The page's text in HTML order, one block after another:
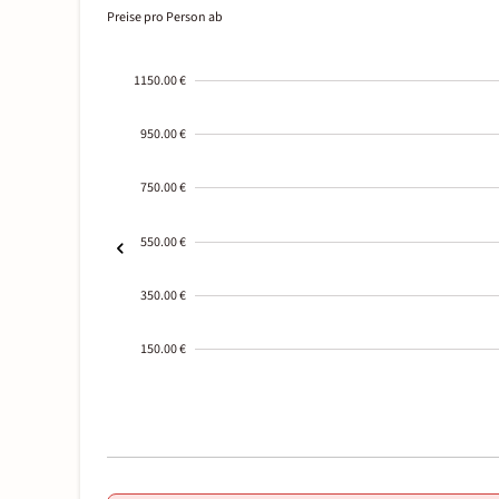
Preise pro Person ab
1150.00 €
950.00 €
750.00 €
550.00 €
350.00 €
150.00 €
01-02